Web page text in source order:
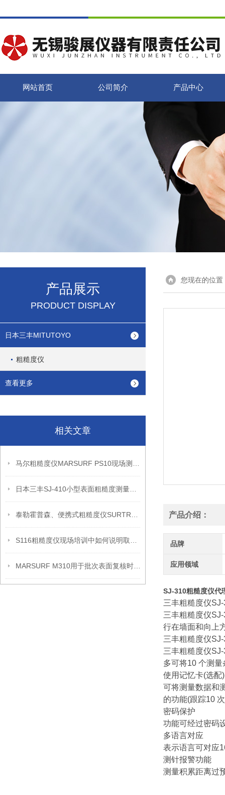
网站首页 公司简介 产品中心
产品展示
PRODUCT DISPLAY
日本三丰MITUTOYO
粗糙度仪
查看更多
相关文章
您现在的位置
产品介绍：
品牌
应用领域
SJ-310粗糙度仪代
三丰粗糙度仪
三丰粗糙度仪
行在墙面和向上
三丰粗糙度仪
三丰粗糙度仪
多可将10 个测
使用记忆卡(选配)
可将测量数据和
的功能(跟踪10
密码保护
功能可经过密码
多语言对应
表示语言可对应
测针报警功能
测量积累距离过